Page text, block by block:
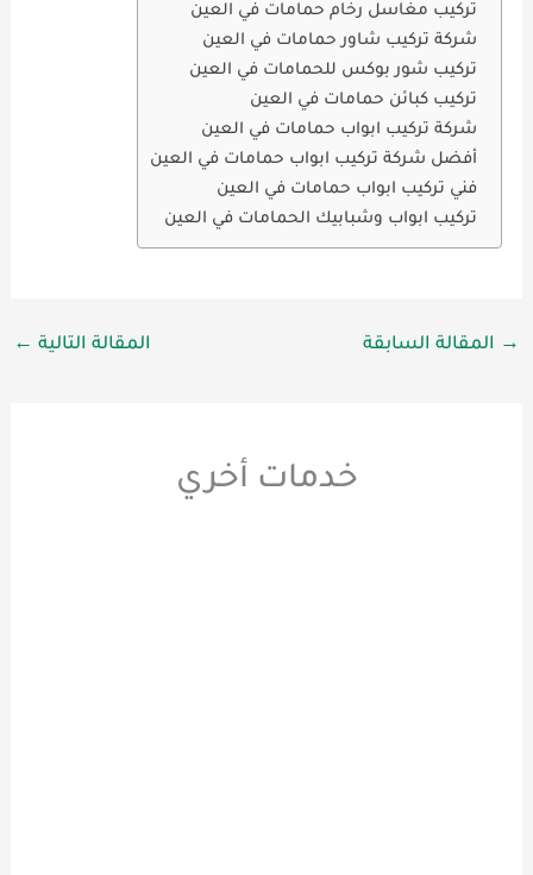
تركيب مغاسل رخام حمامات في العين
شركة تركيب شاور حمامات في العين
تركيب شور بوكس للحمامات في العين
تركيب كبائن حمامات في العين
شركة تركيب ابواب حمامات في العين
أفضل شركة تركيب ابواب حمامات في العين
فني تركيب ابواب حمامات في العين
تركيب ابواب وشبابيك الحمامات في العين
→ المقالة السابقة المقالة التالية ←
خدمات أخري